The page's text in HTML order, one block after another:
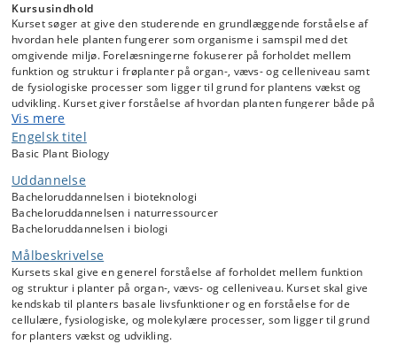
Kursusindhold
Kurset søger at give den studerende en grundlæggende forståelse af
hvordan hele planten fungerer som organisme i samspil med det
omgivende miljø. Forelæsningerne fokuserer på forholdet mellem
funktion og struktur i frøplanter på organ-, vævs- og celleniveau samt
de fysiologiske processer som ligger til grund for plantens vækst og
udvikling. Kurset giver forståelse af hvordan planten fungerer både på
det molekylære plan og på helplanteniveau.
Kurset omfatter bl.a. følgende centrale emner: Planteorganers
funktion. Celle- og vævstyper. Udvikling og struktur af den primære
rod, stængel og blad. Sekundær vækst i rod og stængel.
Optagelsesveje og transportmekanismer for vand og opløste
uorganiske og organiske stoffer. De biokemiske processer som indgår
i fotosyntesen, metabolismen af kulhydrater, Respiration, dannelse af
lipider og assimilering af kvælstof. Cellevæggenes struktur og
funktion. Blomstens anatomi, befrugtningen og struktur af frugt og
frø.
Vis mere
Engelsk titel
Basic Plant Biology
Uddannelse
Bacheloruddannelsen i bioteknologi
Bacheloruddannelsen i naturressourcer
Bacheloruddannelsen i biologi
Målbeskrivelse
Kursets skal give en generel forståelse af forholdet mellem funktion
og struktur i planter på organ-, vævs- og celleniveau. Kurset skal give
kendskab til planters basale livsfunktioner og en forståelse for de
cellulære, fysiologiske, og molekylære processer, som ligger til grund
for planters vækst og udvikling.